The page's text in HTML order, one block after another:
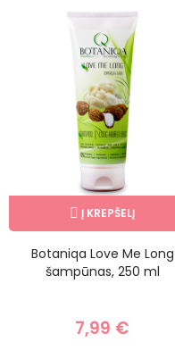
Į KREPŠELĮ
Botaniqa Love Me Long
šampūnas, 250 ml
7,99 €